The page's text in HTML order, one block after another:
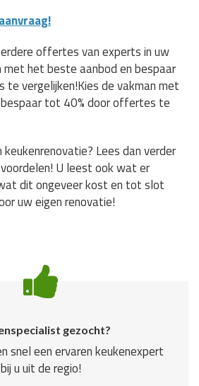
offertes van experts in uw
met het beste aanbod en bespaar
vergelijken!Kies de vakman met
tot 40% door offertes te
Lees dan verder
U leest ook wat er
dit ongeveer kost en tot slot
uw eigen renovatie!
gezocht?
snel een ervaren keukenexpert
bij u uit de regio!